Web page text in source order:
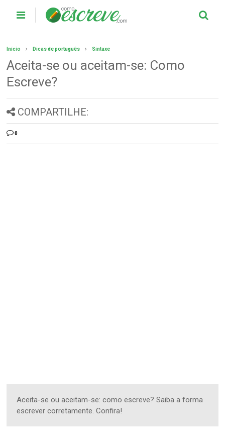
Início Dicas de português Sintaxe
Aceita-se ou aceitam-se: Como
Escreve?
COMPARTILHE:
0
Aceita-se ou aceitam-se: como escreve? Saiba a forma
escrever corretamente. Confira!